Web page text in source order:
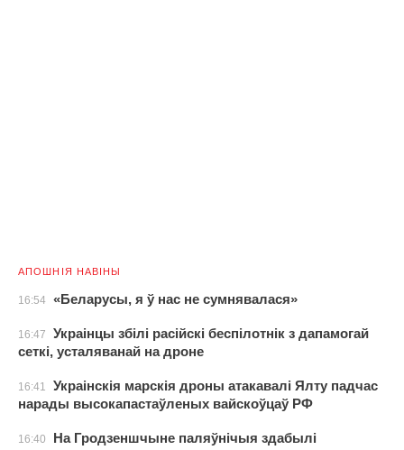
АПОШНІЯ НАВІНЫ
16:54 «Беларусы, я ў нас не сумнявалася»
16:47
Украінцы збілі расійскі беспілотнік з дапамогай
сеткі, усталяванай на дроне
16:41
Украінскія марскія дроны атакавалі Ялту падчас
нарады высокапастаўленых вайскоўцаў РФ
16:40
На Гродзеншчыне паляўнічыя здабылі